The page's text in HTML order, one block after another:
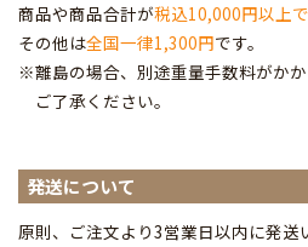
商品や商品合計が税込10,000円以上
その他は全国一律1,300円です。
※離島の場合、別途重量手数料がか
ご了承ください。
発送について
原則、ご注文より3営業日以内に発送